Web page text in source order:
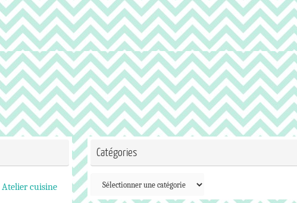
Atelier cuisine
Catégories
Catégories